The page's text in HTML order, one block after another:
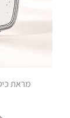
מראת